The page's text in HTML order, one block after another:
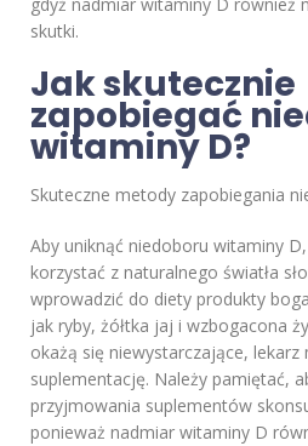
skutki.
Jak skutecznie
zapobiegać
witaminy D?
Skuteczne metody zapobiegania
Aby uniknąć niedoboru witaminy
korzystać z naturalnego światła
wprowadzić do diety produkty
jak ryby, żółtka jaj i wzbogacona
okażą się niewystarczające, lekarz
suplementację. Należy pamiętać,
przyjmowania suplementów
ponieważ nadmiar witaminy D